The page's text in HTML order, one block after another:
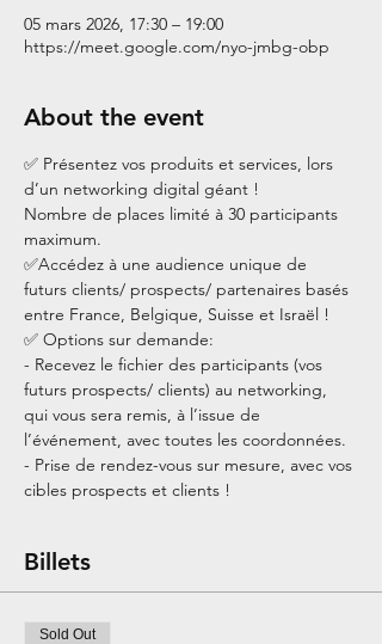
05 mars 2026, 17:30 – 19:00
https://meet.google.com/nyo-jmbg-obp
About the event
✅ Présentez vos produits et services, lors
d’un networking digital géant !
Nombre de places limité à 30 participants
maximum.
✅Accédez à une audience unique de
futurs clients/ prospects/ partenaires basés
entre France, Belgique, Suisse et Israël !
✅ Options sur demande:
- Recevez le fichier des participants (vos
futurs prospects/ clients) au networking,
qui vous sera remis, à l’issue de
l’événement, avec toutes les coordonnées.
- Prise de rendez-vous sur mesure, avec vos
cibles prospects et clients !
Billets
Sold Out